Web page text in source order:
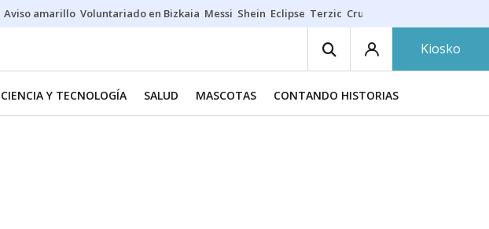
Aviso amarillo Voluntariado en Bizkaia Messi Shein Eclipse Terzic Cruz Gorbeia
Kiosko
CIENCIA Y TECNOLOGÍA SALUD MASCOTAS CONTANDO HISTORIAS